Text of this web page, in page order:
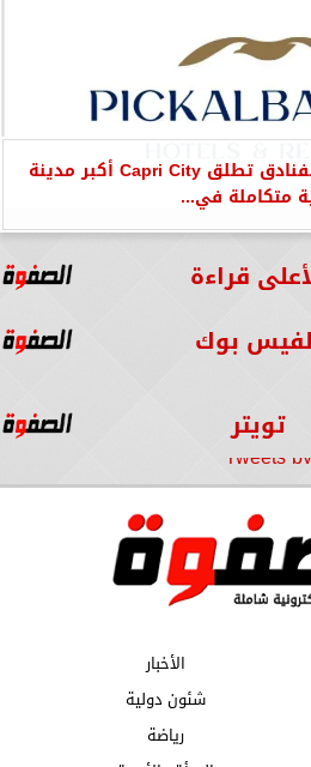
مجموعة بيك الباتروس للفنادق تطلق Capri City أكبر مدينة
متكاملة في...
قراءة
بوك
تويتر
Tweets by
الأخبار
شئون دولية
رياضة